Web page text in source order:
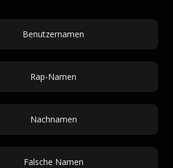
Benutzernamen
Rap-Namen
Nachnamen
Falsche Namen